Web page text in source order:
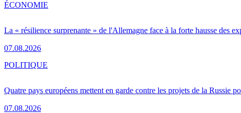
La « résilience surprenante » de l'Allemagne face à la forte hausse des
07.08.2026
ÉCONOMIE
Quatre pays européens mettent en garde contre les projets de la Russie
07.08.2026
POLITIQUE